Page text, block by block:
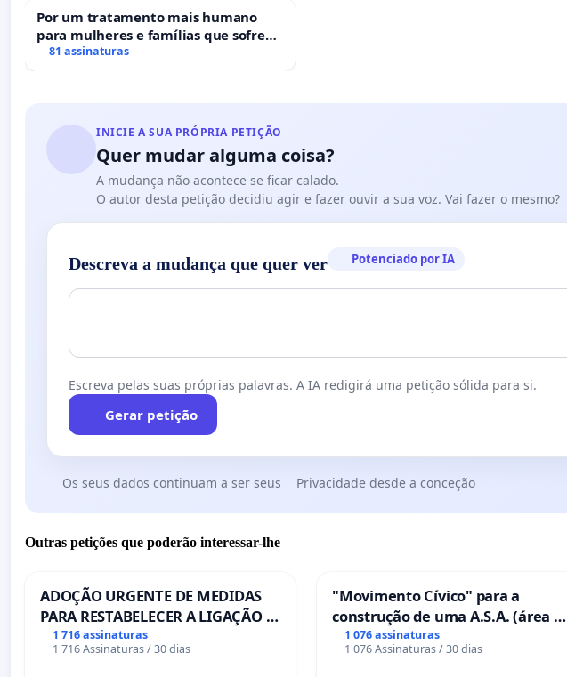
Por um tratamento mais humano
para mulheres e famílias que sofrem
uma perda gestacional nos hospitais
81 assinaturas
INICIE A SUA PRÓPRIA PETIÇÃO
Quer mudar alguma coisa?
A mudança não acontece se ficar calado.
O autor desta petição decidiu agir e fazer ouvir a sua voz. Vai fazer o mesmo?
Descreva a mudança que quer ver Potenciado por IA
Escreva pelas suas próprias palavras. A IA redigirá uma petição sólida para si.
Gerar petição
Os seus dados continuam a ser seus Privacidade desde a conceção
Outras petições que poderão interessar-lhe
ADOÇÃO URGENTE DE MEDIDAS
PARA RESTABELECER A LIGAÇÃO -
PONTE RS-129
1 716 assinaturas
1 716 Assinaturas / 30 dias
"Movimento Cívico" para a
construção de uma A.S.A. (área de
serviços para autocaravanas) em
Coimbra
1 076 assinaturas
1 076 Assinaturas / 30 dias